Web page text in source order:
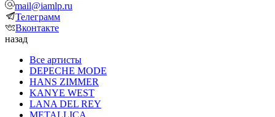
mail@iamlp.ru
Телеграмм
Вконтакте
назад
Все артисты
DEPECHE MODE
HANS ZIMMER
KANYE WEST
LANA DEL REY